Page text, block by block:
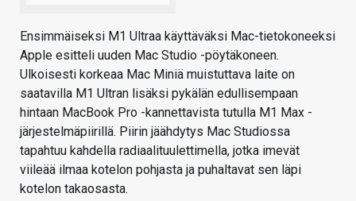
Ensimmäiseksi M1 Ultraa käyttäväksi Mac-tietokoneeksi
Apple esitteli uuden Mac Studio -pöytäkoneen.
Ulkoisesti korkeaa Mac Miniä muistuttava laite on
saatavilla M1 Ultran lisäksi pykälän edullisempaan
hintaan MacBook Pro -kannettavista tutulla M1 Max -
järjestelmäpiirillä. Piirin jäähdytys Mac Studiossa
tapahtuu kahdella radiaalituulettimella, jotka imevät
viileää ilmaa kotelon pohjasta ja puhaltavat sen läpi
kotelon takaosasta.